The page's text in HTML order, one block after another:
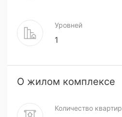
Уровней
1
О жилом комплексе
Количество квартир